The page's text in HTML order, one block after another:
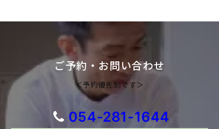
ご予約・お問い合わせ
＜予約優先制です＞
054-281-1644